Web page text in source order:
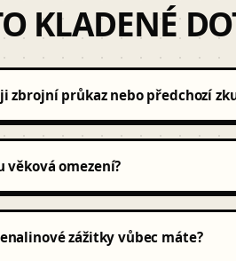
KLADENÉ
zbrojní průkaz nebo předchozí
na civilní střelnici pod dohledem
drží kontrolu nad zbraní. Stačí
věková omezení?
věk je zpravidla 12-15 let (jen v
zážitky vůbec máte?